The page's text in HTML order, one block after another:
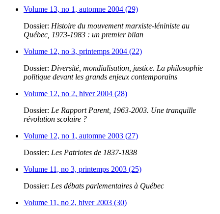
Volume 13, no 1, automne 2004 (29)
Dossier: Histoire du mouvement marxiste-léniniste au
Québec, 1973-1983 : un premier bilan
Volume 12, no 3, printemps 2004 (22)
Dossier: Diversité, mondialisation, justice. La philosophie
politique devant les grands enjeux contemporains
Volume 12, no 2, hiver 2004 (28)
Dossier: Le Rapport Parent, 1963-2003. Une tranquille
révolution scolaire ?
Volume 12, no 1, automne 2003 (27)
Dossier: Les Patriotes de 1837-1838
Volume 11, no 3, printemps 2003 (25)
Dossier: Les débats parlementaires à Québec
Volume 11, no 2, hiver 2003 (30)